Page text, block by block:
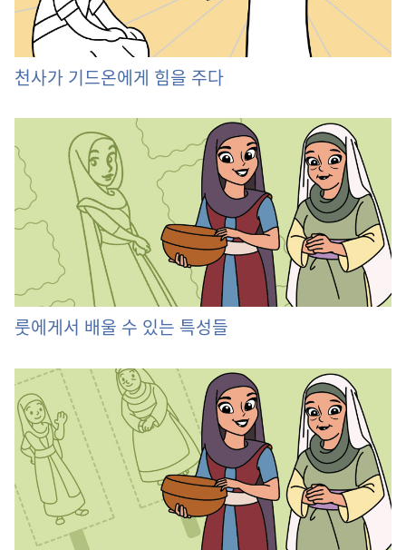
천사가 기드온에게 힘을 주다
룻에게서 배울 수 있는 특성들